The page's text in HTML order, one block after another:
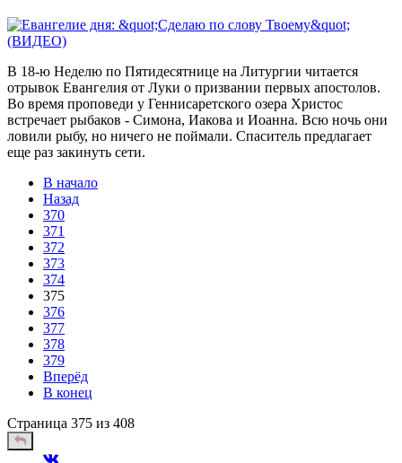
В 18-ю Неделю по Пятидесятнице на Литургии читается
отрывок Евангелия от Луки о призвании первых апостолов.
Во время проповеди у Геннисаретского озера Христос
встречает рыбаков - Симона, Иакова и Иоанна. Всю ночь они
ловили рыбу, но ничего не поймали. Спаситель предлагает
еще раз закинуть сети.
В начало
Назад
370
371
372
373
374
375
376
377
378
379
Вперёд
В конец
Страница 375 из 408